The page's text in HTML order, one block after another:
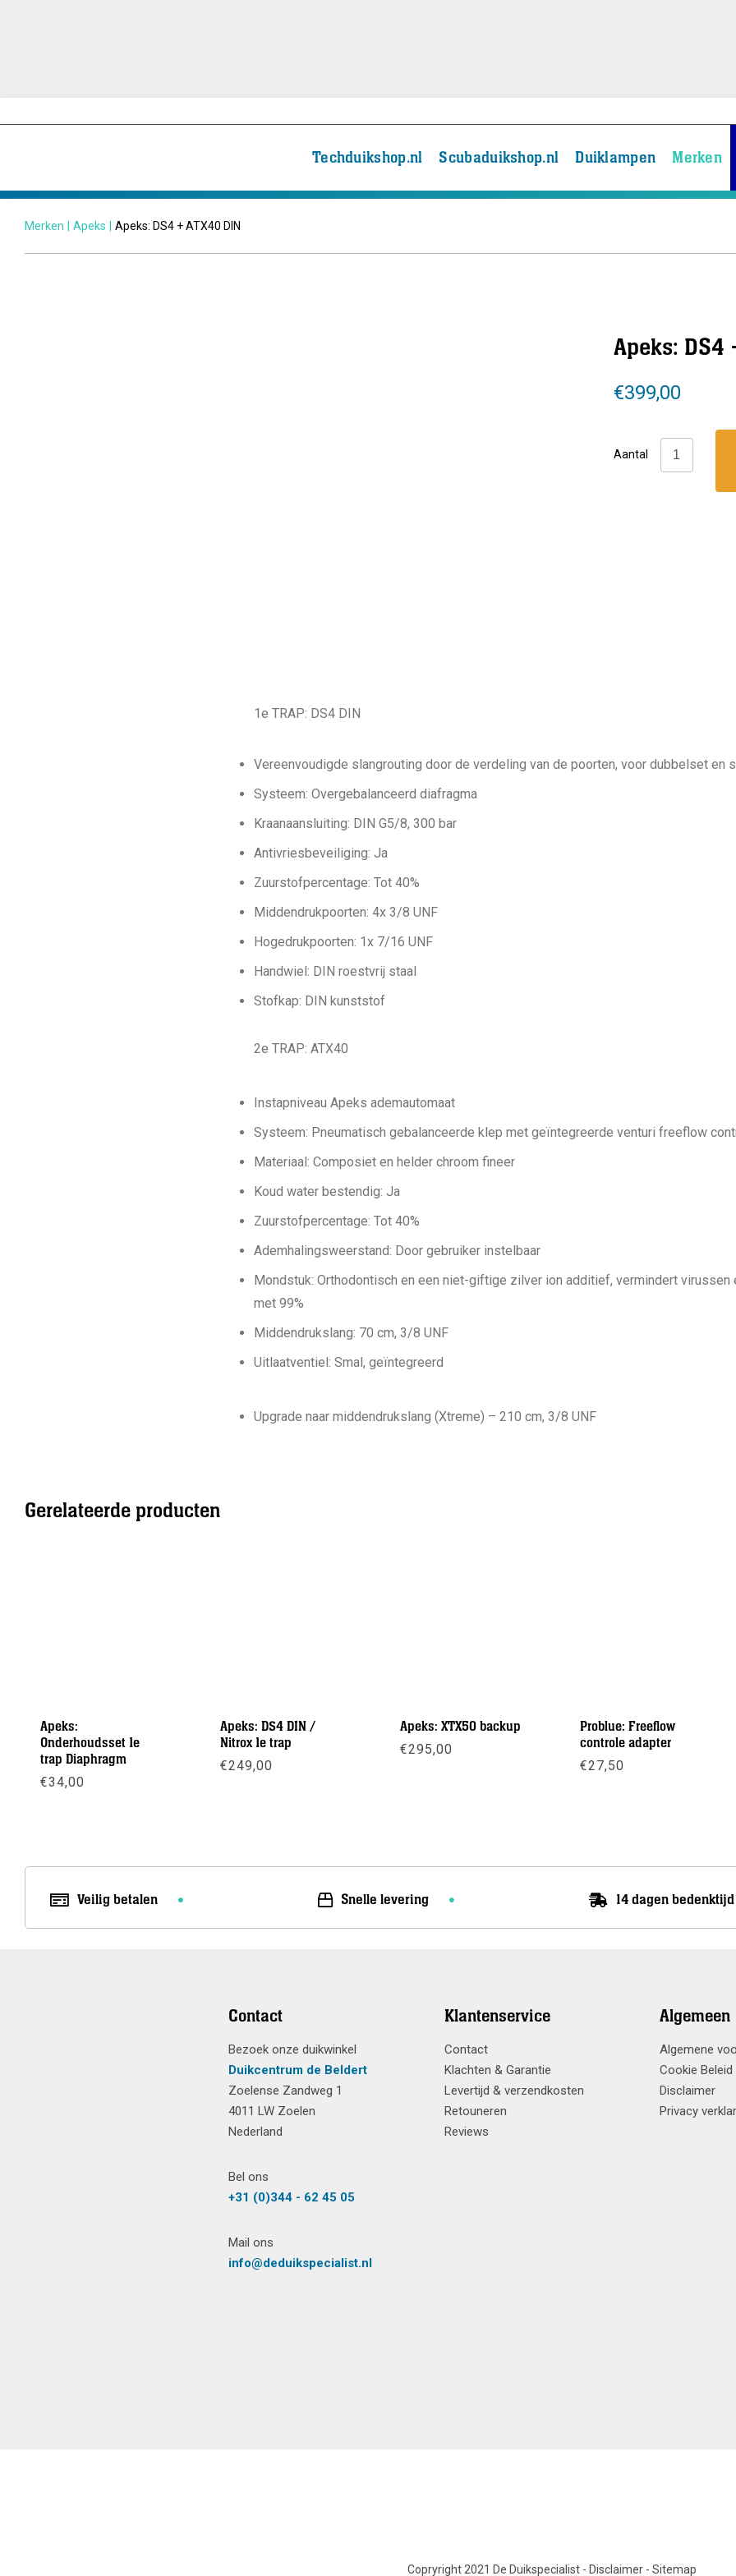
Techduikshop.nl Scubaduikshop.nl Duiklampen Merken
Merken Apeks Apeks: DS4 + ATX40 DIN
Apeks: DS4
€399,00
Aantal
Apeks:
DS4
1e TRAP: DS4 DIN
Vereenvoudigde slangrouting door de verdeling van de poorten, voor dubbelset en
Systeem: Overgebalanceerd diafragma
Kraanaansluiting: DIN G5/8, 300 bar
Antivriesbeveiliging: Ja
Zuurstofpercentage: Tot 40%
Middendrukpoorten: 4x 3/8 UNF
Hogedrukpoorten: 1x 7/16 UNF
Handwiel: DIN roestvrij staal
Stofkap: DIN kunststof
2e TRAP: ATX40
Instapniveau Apeks ademautomaat
Systeem: Pneumatisch gebalanceerde klep met geïntegreerde venturi freeflow
Materiaal: Composiet en helder chroom fineer
Koud water bestendig: Ja
Zuurstofpercentage: Tot 40%
Ademhalingsweerstand: Door gebruiker instelbaar
Mondstuk: Orthodontisch en een niet-giftige zilver ion additief, vermindert virussen
met 99%
Middendrukslang: 70 cm, 3/8 UNF
Uitlaatventiel: Smal, geïntegreerd
Upgrade naar middendrukslang (Xtreme) – 210 cm, 3/8 UNF
Gerelateerde producten
Apeks:
Onderhoudsset 1e
trap Diaphragm
€34,00
Apeks: DS4 DIN /
Nitrox 1e trap
€249,00
Apeks: XTX50 backup
€295,00
Problue: Freeflow
controle adapter
€27,50
Veilig betalen Snelle levering 14 dagen bedenktijd
Contact
Bezoek onze duikwinkel
Duikcentrum de Beldert
Zoelense Zandweg 1
4011 LW Zoelen
Nederland
Bel ons
+31 (0)344 - 62 45 05
Mail ons
info@deduikspecialist.nl
Klantenservice
Contact
Klachten & Garantie
Levertijd & verzendkosten
Retouneren
Reviews
Algemeen
Algemene
Cookie Beleid
Disclaimer
Privacy
Copryright 2021 De Duikspecialist - Disclaimer - Sitemap